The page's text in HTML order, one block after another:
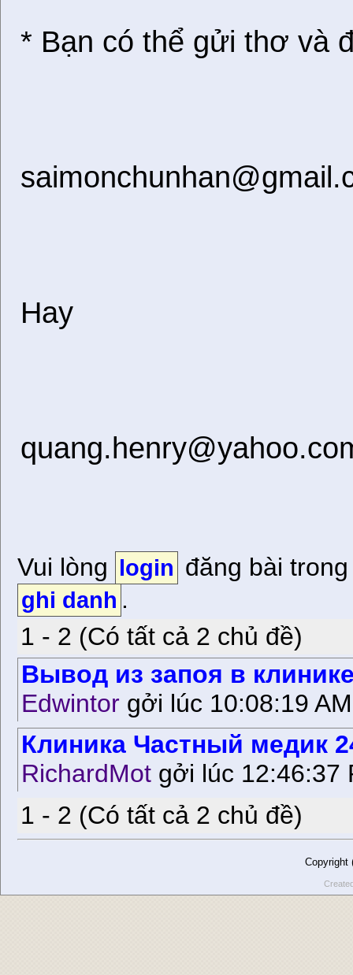
* Bạn có thể gửi thơ và
Hay
Vui lòng login đăng bài
ghi danh .
1 - 2 (Có tất cả 2 chủ đề)
Вывод из запоя в
Edwintor gởi lúc 10:08:19
Клиника Частный медик
RichardMot gởi lúc 12:46:37
1 - 2 (Có tất cả 2 chủ đề)
Copyright